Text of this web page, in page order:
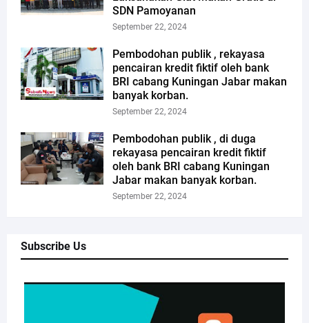
SDN Pamoyanan
September 22, 2024
Pembodohan publik , rekayasa
pencairan kredit fiktif oleh bank
BRI cabang Kuningan Jabar makan
banyak korban.
September 22, 2024
Pembodohan publik , di duga
rekayasa pencairan kredit fiktif
oleh bank BRI cabang Kuningan
Jabar makan banyak korban.
September 22, 2024
Subscribe Us